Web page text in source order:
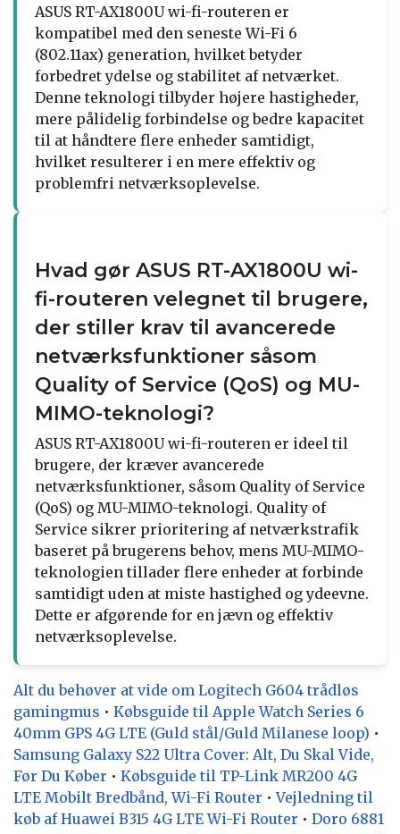
ASUS RT-AX1800U wi-fi-routeren er
kompatibel med den seneste Wi-Fi 6
(802.11ax) generation, hvilket betyder
forbedret ydelse og stabilitet af netværket.
Denne teknologi tilbyder højere hastigheder,
mere pålidelig forbindelse og bedre kapacitet
til at håndtere flere enheder samtidigt,
hvilket resulterer i en mere effektiv og
problemfri netværksoplevelse.
Hvad gør ASUS RT-AX1800U wi-
fi-routeren velegnet til brugere,
der stiller krav til avancerede
netværksfunktioner såsom
Quality of Service (QoS) og MU-
MIMO-teknologi?
ASUS RT-AX1800U wi-fi-routeren er ideel til
brugere, der kræver avancerede
netværksfunktioner, såsom Quality of Service
(QoS) og MU-MIMO-teknologi. Quality of
Service sikrer prioritering af netværkstrafik
baseret på brugerens behov, mens MU-MIMO-
teknologien tillader flere enheder at forbinde
samtidigt uden at miste hastighed og ydeevne.
Dette er afgørende for en jævn og effektiv
netværksoplevelse.
Alt du behøver at vide om Logitech G604 trådløs
gamingmus • Købsguide til Apple Watch Series 6
40mm GPS 4G LTE (Guld stål/Guld Milanese loop) •
Samsung Galaxy S22 Ultra Cover: Alt, Du Skal Vide,
Før Du Køber • Købsguide til TP-Link MR200 4G
LTE Mobilt Bredbånd, Wi-Fi Router •Vejledning til
køb af Huawei B315 4G LTE Wi-Fi Router • Doro 6881